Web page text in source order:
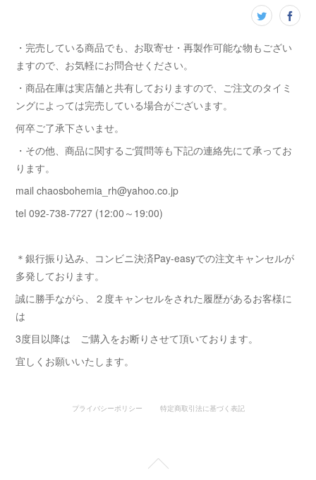
・完売している商品でも、お取寄せ・再製作可能な物もござい
ますので、お気軽にお問合せください。
・商品在庫は実店舗と共有しておりますので、ご注文のタイミ
ングによっては完売している場合がございます。
何卒ご了承下さいませ。
・その他、商品に関するご質問等も下記の連絡先にて承ってお
ります。
mail chaosbohemia_rh@yahoo.co.jp
tel 092-738-7727 (12:00～19:00)
＊銀行振り込み、コンビニ決済Pay-easyでの注文キャンセルが
多発しております。
誠に勝手ながら、２度キャンセルをされた履歴があるお客様に
は
3度目以降は ご購入をお断りさせて頂いております。
宜しくお願いいたします。
プライバシーポリシー 特定商取引法に基づく表記